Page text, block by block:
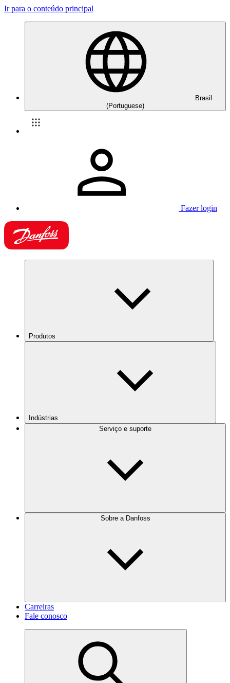
Ir para o conteúdo principal
Brasil
(Portuguese)
Fazer login
Produtos
Indústrias
Serviço e suporte
Sobre a Danfoss
Carreiras
Fale conosco